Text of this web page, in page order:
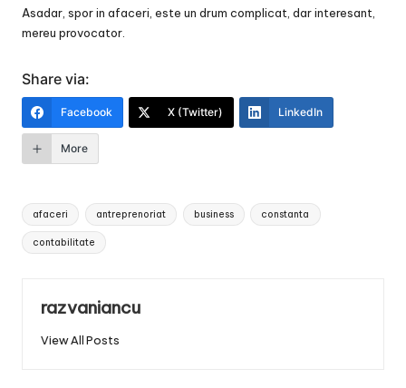
Asadar, spor in afaceri, este un drum complicat, dar interesant,
mereu provocator.
Share via:
Facebook X (Twitter) LinkedIn
More
Tags:
afaceri antreprenoriat business constanta
contabilitate
razvaniancu
View All Posts